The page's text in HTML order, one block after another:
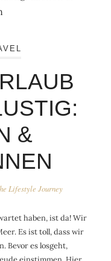
&
Lifestyle Journey
haben, ist da! Wir
Es ist toll, dass wir
Bevor es losgeht,